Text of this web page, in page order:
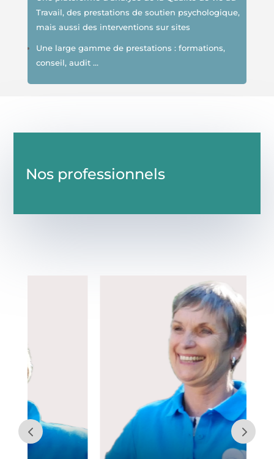
Travail, des prestations de soutien psychologique,
mais aussi des interventions sur sites
Une large gamme de prestations : formations,
conseil, audit …
Nos professionnels